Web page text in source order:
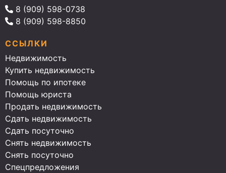
8 (909) 598-0738
8 (909) 598-8850
ССЫЛКИ
Недвижимость
Купить недвижимость
Помощь по ипотеке
Помощь юриста
Продать недвижимость
Сдать недвижимость
Сдать посуточно
Снять недвижимость
Снять посуточно
Спецпредложения